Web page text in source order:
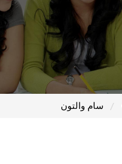
سام والتون